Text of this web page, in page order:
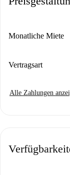
Monatliche Miete
Vertragsart
Alle Zahlungen